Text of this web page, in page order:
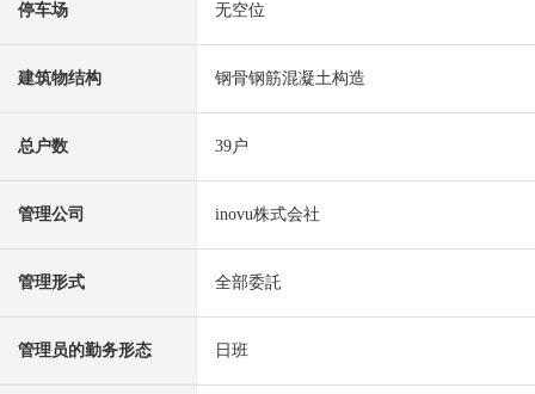
停车场 无空位
建筑物结构 钢骨钢筋混凝土构造
总户数 39户
管理公司 inovu株式会社
管理形式 全部委託
管理员的勤务形态 日班